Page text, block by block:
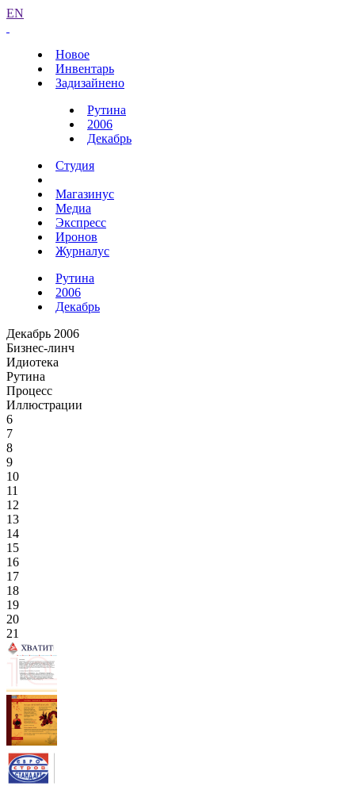
EN
Новое
Инвентарь
Задизайнено
Рутина
2006
Декабрь
Студия
Магазинус
Медиа
Экспресс
Иронов
Журналус
Рутина
2006
Декабрь
Декабрь 2006
Бизнес-линч
Идиотека
Рутина
Процесс
Иллюстрации
6
7
8
9
10
11
12
13
14
15
16
17
18
19
20
21